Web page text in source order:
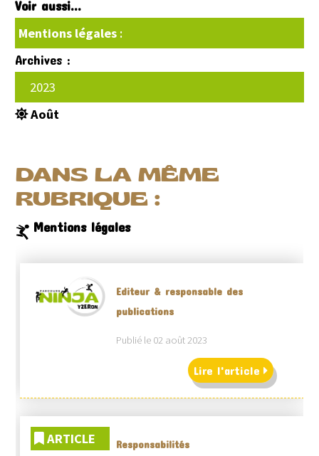
Voir aussi...
Mentions légales :
Archives :
2023
Août
DANS LA MÊME
RUBRIQUE :
Mentions légales
Editeur & responsable des
publications
Publié le 02 août 2023
Lire l'article
ARTICLE Responsabilités